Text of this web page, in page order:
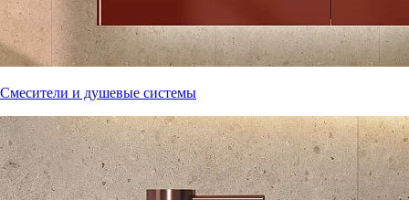
Смесители и душевые системы